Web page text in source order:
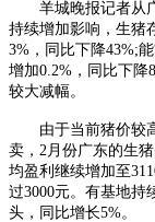
羊城晚报记者从广
持续增加影响，生猪
3%，同比下降43%;
增加0.2%，同比下降
较大减幅。
由于当前猪价较高
卖，2月份广东的生
均盈利继续增加至
过3000元。有基地持
头，同比增长5%。